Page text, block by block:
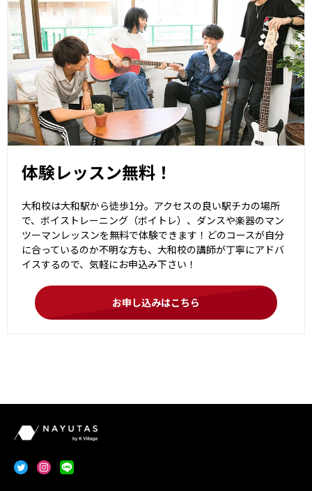
体験レッスン無料！
大和校は大和駅から徒歩1分。アクセスの良い駅チカの場所
で、ボイストレーニング（ボイトレ）、ダンスや楽器のマン
ツーマンレッスンを無料で体験できます！どのコースが自分
に合っているのか不明な方も、大和校の講師が丁寧にアドバ
イスするので、気軽にお申込み下さい！
お申し込みはこちら